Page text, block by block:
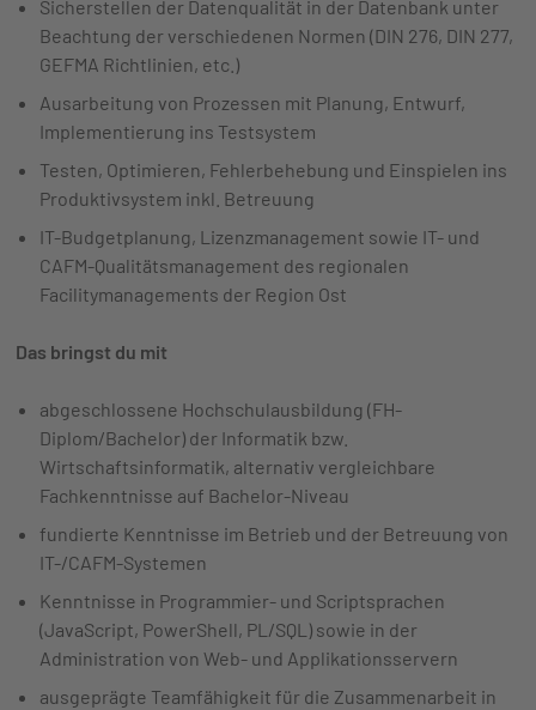
Sicherstellen der Datenqualität in der Datenbank unter
Beachtung der verschiedenen Normen (DIN 276, DIN 277,
GEFMA Richtlinien, etc.)
Ausarbeitung von Prozessen mit Planung, Entwurf,
Implementierung ins Testsystem
Testen, Optimieren, Fehlerbehebung und Einspielen ins
Produktivsystem inkl. Betreuung
IT-Budgetplanung, Lizenzmanagement sowie IT- und
CAFM-Qualitätsmanagement des regionalen
Facilitymanagements der Region Ost
Das bringst du mit
abgeschlossene Hochschulausbildung (FH-
Diplom/Bachelor) der Informatik bzw.
Wirtschaftsinformatik, alternativ vergleichbare
Fachkenntnisse auf Bachelor-Niveau
fundierte Kenntnisse im Betrieb und der Betreuung von
IT-/CAFM-Systemen
Kenntnisse in Programmier- und Scriptsprachen
(JavaScript, PowerShell, PL/SQL) sowie in der
Administration von Web- und Applikationsservern
ausgeprägte Teamfähigkeit für die Zusammenarbeit in